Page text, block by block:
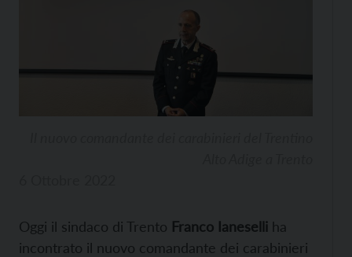
Oggi il sindaco di Trento Franco Ianeselli ha
incontrato il nuovo comandante dei carabinieri